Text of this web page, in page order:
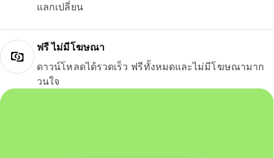
แลกเปลี่ยน
ฟรี ไม่มีโฆษณา
ดาวน์โหลดได้รวดเร็ว ฟรีทั้งหมดและไม่มีโฆษณามาก
วนใจ